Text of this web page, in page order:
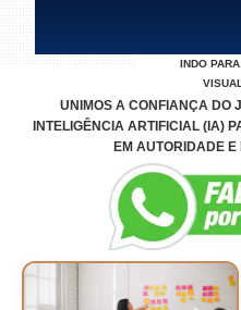
INDO
UNIMOS A CONFIANÇA DO
INTELIGÊNCIA ARTIFICIAL (IA)
EM AUTORIDADE